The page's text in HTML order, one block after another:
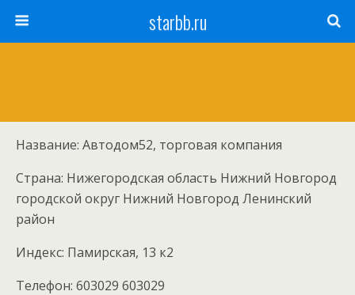
starbb.ru
Название: Автодом52, торговая компания
Страна: Нижегородская область Нижний Новгород
городской округ Нижний Новгород Ленинский
район
Индекс: Памирская, 13 к2
Телефон: 603029 603029